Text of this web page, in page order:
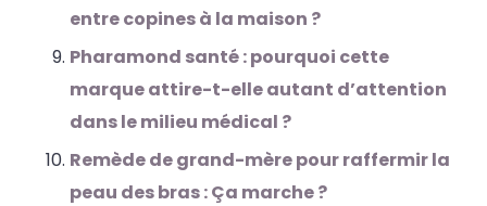
entre copines à la maison ?
Pharamond santé : pourquoi cette
marque attire-t-elle autant d’attention
dans le milieu médical ?
Remède de grand-mère pour raffermir la
peau des bras : Ça marche ?